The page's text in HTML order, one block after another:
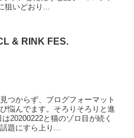
狙いどおり...
& RINK FES.
つからず、ブログフォーマット
悩んでます。そろりそろりと進
20200222と猫のゾロ目が続く
題にすら上り...